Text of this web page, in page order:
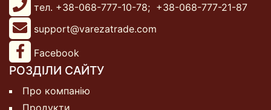
тел. +38-068-777-10-78; +38-068-777-21-87
support@varezatrade.com
Facebook
РОЗДІЛИ САЙТУ
Про компанію
Продукти